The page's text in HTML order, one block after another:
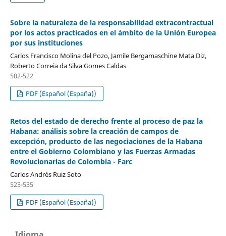
Sobre la naturaleza de la responsabilidad extracontractual
por los actos practicados en el ámbito de la Unión Europea
por sus instituciones
Carlos Francisco Molina del Pozo, Jamile Bergamaschine Mata Diz,
Roberto Correia da Silva Gomes Caldas
502-522
PDF (Español (España))
Retos del estado de derecho frente al proceso de paz la
Habana: análisis sobre la creación de campos de
excepción, producto de las negociaciones de la Habana
entre el Gobierno Colombiano y las Fuerzas Armadas
Revolucionarias de Colombia - Farc
Carlos Andrés Ruiz Soto
523-535
PDF (Español (España))